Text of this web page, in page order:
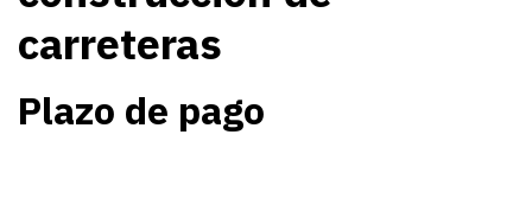
carreteras
Plazo de pago